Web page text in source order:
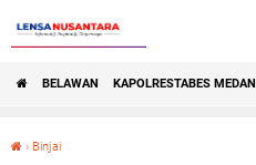
BELAWAN KAPOLRESTABES MEDAN
› Binjai